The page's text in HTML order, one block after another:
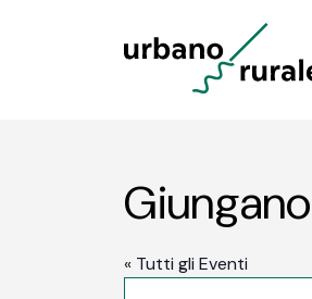
Giungano
« Tutti gli Eventi